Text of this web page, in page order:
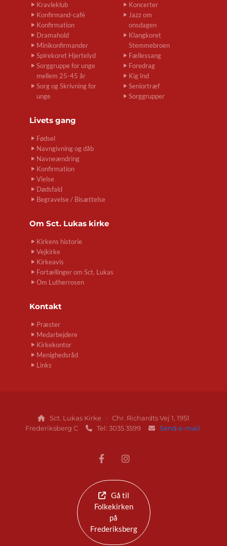
Kravleklub
Konfirmand-café
Konfirmation
Dramahold
Minikonfirmander
Spirekoret Hjertelyd
Sorggruppe for unge
mellem 25-45 år
Sorg og Skrivning for
unge
Koncerter
Jazz om
onsdagen
Klangkoret
Stemmebroen
Fællessang
Foredrag
Kig Ind
Seniortræf
Sorggrupper
Livets gang
Fødsel
Navngivning og dåb
Navneændring
Konfirmation
Vielse
Dødsfald
Begravelse / Bisættelse
Om Sct. Lukas kirke
Kirkens historie
Vejkirke
Kirkeavis
Fortællinger om Sct. Lukas
Om Lutherrosen
Kontakt
Præster
Medarbejdere
Kirkekontor
Menighedsråd
Links

Sct. Lukas Kirke · Chr. Richardts Vej 1, 1951
Frederiksberg C
 Tel: 3035 3599  Send e-mail
Gå til
Folkekirken
på
Frederiksberg